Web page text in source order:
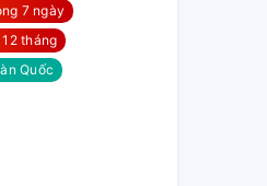
7 ngày
tháng
Quốc